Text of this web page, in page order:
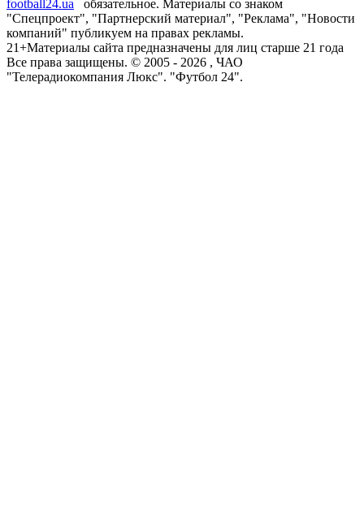
football24.ua
обязательное. Материалы со знаком
"Спецпроект", "Партнерский материал", "Реклама", "Новости
компаний" публикуем на правах рекламы.
21+Материалы сайта предназначены для лиц старше 21 года
Все права защищены. © 2005 - 2026 , ЧАО
"Телерадиокомпания Люкс". "Футбол 24".